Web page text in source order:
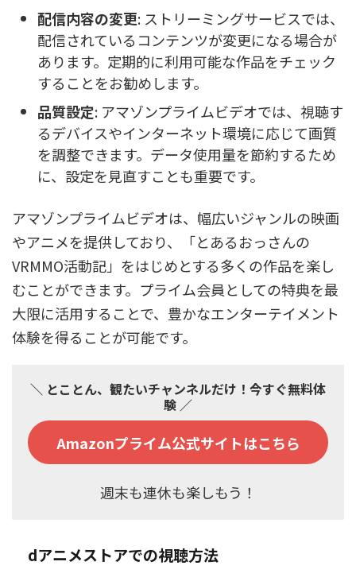
配信内容の変更: ストリーミングサービスでは、
配信されているコンテンツが変更になる場合が
あります。定期的に利用可能な作品をチェック
することをお勧めします。
品質設定: アマゾンプライムビデオでは、視聴す
るデバイスやインターネット環境に応じて画質
を調整できます。データ使用量を節約するため
に、設定を見直すことも重要です。
アマゾンプライムビデオは、幅広いジャンルの映画
やアニメを提供しており、「とあるおっさんの
VRMMO活動記」をはじめとする多くの作品を楽し
むことができます。プライム会員としての特典を最
大限に活用することで、豊かなエンターテイメント
体験を得ることが可能です。
＼ とことん、観たいチャンネルだけ！今すぐ無料体
験 ／
Amazonプライム公式サイトはこちら
週末も連休も楽しもう！
dアニメストアでの視聴方法